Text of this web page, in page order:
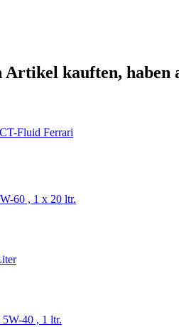
Artikel kauften,